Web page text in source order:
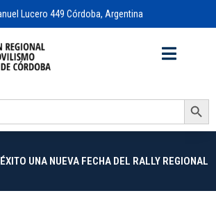
Lucero 449 Córdoba, Argentina
Search Button
UNA NUEVA FECHA DEL RALLY REGIONAL